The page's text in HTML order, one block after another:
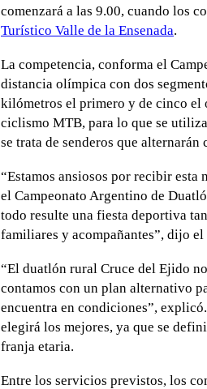
comenzará a las 9.00, cuando los
Turístico Valle de la Ensenada.
La competencia, conforma el
distancia olímpica con dos
kilómetros el primero y de cinco
ciclismo MTB, para lo que se
se trata de senderos que
“Estamos ansiosos por recibir
el Campeonato Argentino de
todo resulte una fiesta deportiva
familiares y acompañantes”, dijo
“El duatlón rural Cruce del Ejido
contamos con un plan alternativo
encuentra en condiciones”,
elegirá los mejores, ya que se
franja etaria.
Entre los servicios previstos, los